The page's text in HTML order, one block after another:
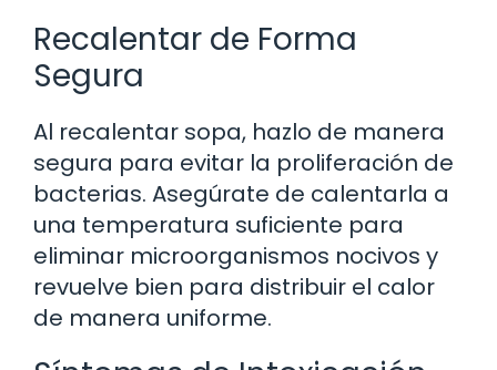
Recalentar de Forma
Segura
Al recalentar sopa, hazlo de manera
segura para evitar la proliferación de
bacterias. Asegúrate de calentarla a
una temperatura suficiente para
eliminar microorganismos nocivos y
revuelve bien para distribuir el calor
de manera uniforme.